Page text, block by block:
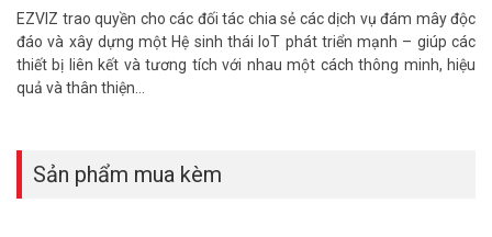
của EZVIZ.
– Kèm 1 cảm biến cửa T2 và 1 tay điều khiển từ xa K2.
– Cảm biến 1/3″ Progressive CMOS, Độ phân giải 1920×1080.
– Ống kính 4mm@ F2.2, góc nhìn 95°, góc xoay ngang 340°, góc
– Phát hiện chuyển động thông minh, theo dõi chuyển động thông
minh, Hình ảnh cài đặt toàn cảnh.
EZVIZ trao quyền cho các đối tác chia sẻ các dịch vụ đám mây độc
đáo và xây dựng một Hệ sinh thái IoT phát triển mạnh – giúp các
thiết bị liên kết và tương tích với nhau một cách thông minh, hiệu
quả và thân thiện…
Sản phẩm mua kèm